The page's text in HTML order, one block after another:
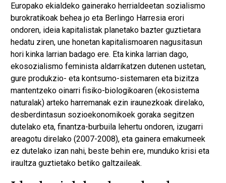
Europako ekialdeko gainerako herrialdeetan sozialismo
burokratikoak behea jo eta Berlingo Harresia erori
ondoren, ideia kapitalistak planetako bazter guztietara
hedatu ziren, une honetan kapitalismoaren nagusitasun
hori kinka larrian badago ere. Eta kinka larrian dago,
ekosozialismo feminista aldarrikatzen dutenen ustetan,
gure produkzio- eta kontsumo-sistemaren eta bizitza
mantentzeko oinarri fisiko-biologikoaren (ekosistema
naturalak) arteko harremanak ezin iraunezkoak direlako,
desberdintasun sozioekonomikoek goraka segitzen
dutelako eta, finantza-burbuila lehertu ondoren, izugarri
areagotu direlako (2007-2008), eta gainera emakumeek
ez dutelako izan nahi, beste behin ere, munduko krisi eta
iraultza guztietako betiko galtzaileak.